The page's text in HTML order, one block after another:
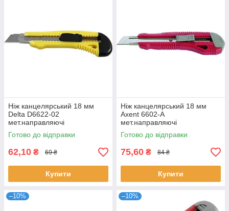
Ніж канцелярський 18 мм
Delta D6622-02
мет.направляючі
Готово до відправки
62,10 ₴ 69 ₴
Купити
Ніж канцелярський 18 мм
Axent 6602-A
мет.направляючі
Готово до відправки
75,60 ₴ 84 ₴
Купити
–10% –10%